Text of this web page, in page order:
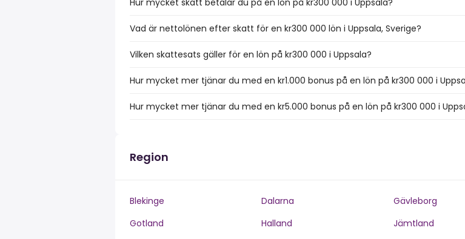
Hur mycket skatt betalar du på en lön på kr300 000 i Uppsala?
Vad är nettolönen efter skatt för en kr300 000 lön i Uppsala, Sverige?
Vilken skattesats gäller för en lön på kr300 000 i Uppsala?
Hur mycket mer tjänar du med en kr1.000 bonus på en lön på kr300 000 i
Hur mycket mer tjänar du med en kr5.000 bonus på en lön på kr300 000 i
Region
Blekinge Dalarna
Gävleborg
Gotland
Halland
Jämtland